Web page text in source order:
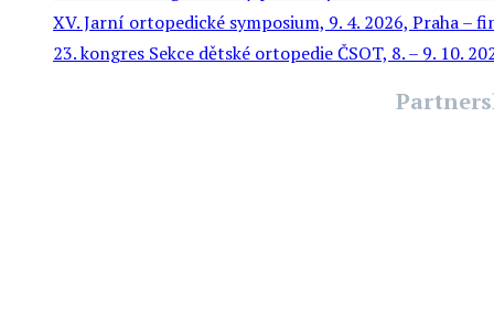
XV. Jarní ortopedické symposium, 9. 4. 2026, Praha –
23. kongres Sekce dětské ortopedie ČSOT, 8. – 9. 10.